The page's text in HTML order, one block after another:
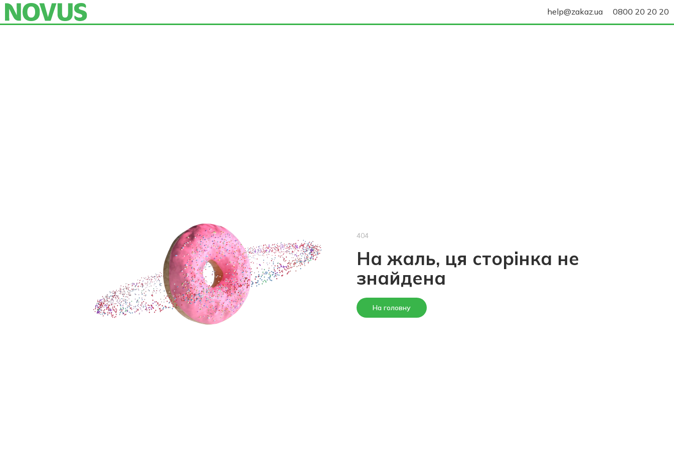
help@zakaz.ua 0800 20 20 20
404
На жаль, ця сторінка не
знайдена
На головну